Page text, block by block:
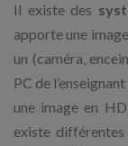
Il existe des
apporte une
un (caméra,
PC de
une image en
existe